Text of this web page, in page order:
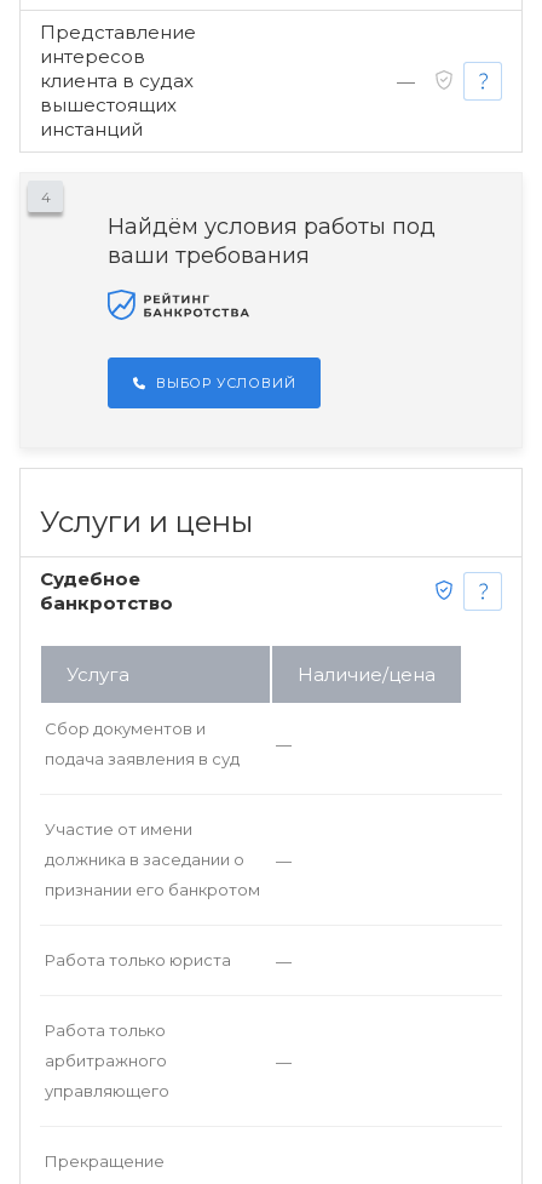
Представление
интересов
клиента в судах
вышестоящих
инстанций
—
4
Найдём условия работы под
ваши требования
ВЫБОР УСЛОВИЙ
Услуги и цены
Судебное
банкротство
Услуга Наличие/цена
Сбор документов и
подача заявления в суд
—
Участие от имени
должника в заседании о
признании его банкротом
—
Работа только юриста —
Работа только
арбитражного
управляющего
—
Прекращение